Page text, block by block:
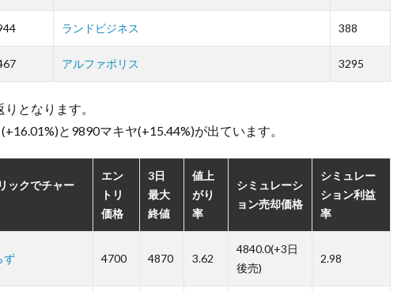
ランドビジネス 388
アルファポリス 3295
となります。
と9890マキヤ(+15.44%)が出ています。
ックでチャー
エン
トリ
価格
3日
最大
終値
値上
がり
率
シミュレーシ
ョン売却価格
シミュレー
ション利益
率
ず 4700 4870 3.62
4840.0(+3日
後売)
2.98